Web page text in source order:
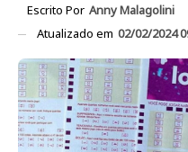
Escrito Por Anny Malagolini
Atualizado em 02/02/2024